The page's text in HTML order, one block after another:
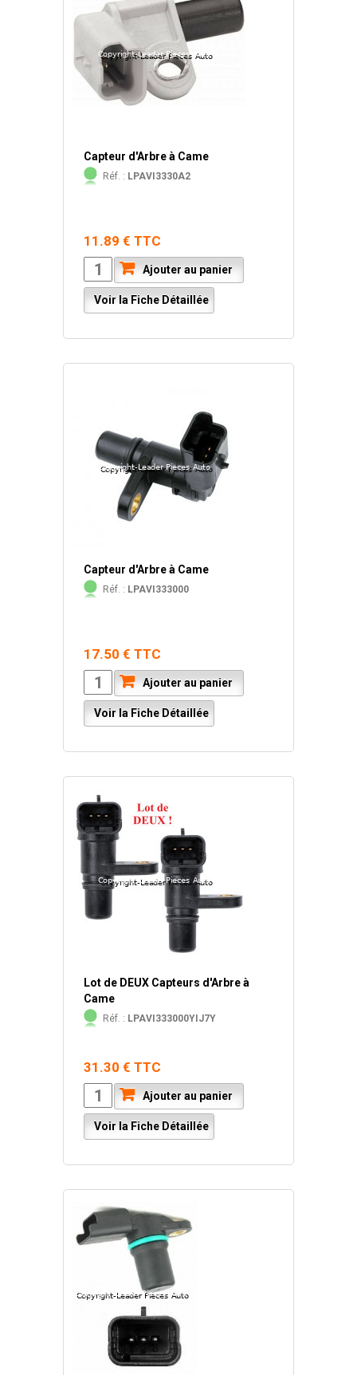
Capteur d'Arbre à Came
Réf. : LPAVI3330A2
11.89 € TTC
Ajouter au panier
Voir la Fiche Détaillée
Capteur d'Arbre à Came
Réf. : LPAVI333000
17.50 € TTC
Ajouter au panier
Voir la Fiche Détaillée
Lot de DEUX Capteurs d'Arbre à
Came
Réf. : LPAVI333000YIJ7Y
31.30 € TTC
Ajouter au panier
Voir la Fiche Détaillée